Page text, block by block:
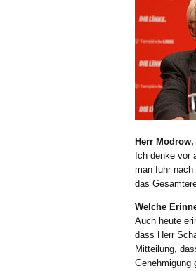
Herr
Ich denke vor
man fuhr
das
Welche
Auch heute
dass Herr
Mitteilung,
Genehmigung